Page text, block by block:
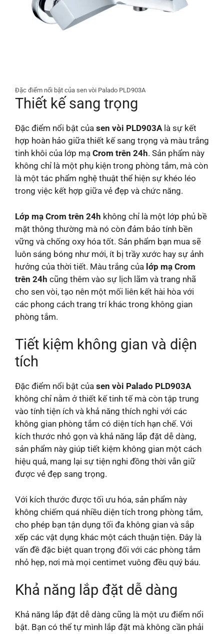
Đặc điểm nổi bật của sen vòi Palado PLD903A
Thiết kế sang trọng
Đặc điểm nổi bật của sen vòi PLD903Alà sự kết
hợp hoàn hảo giữa thiết kế sang trọng và màu trắng
tinh khôi của lớp mạ Crom trên 24h. Sản phẩm này
không chỉ là một phụ kiện trong phòng tắm, mà còn
là một tác phẩm nghệ thuật thể hiện sự khéo léo
trong việc kết hợp giữa vẻ đẹp và chức năng.
Lớp mạ Crom trên 24h không chỉ là một lớp phủ bề
mặt thông thường mà nó còn đảm bảo tính bền
vững và chống oxy hóa tốt. Sản phẩm bạn mua sẽ
luôn sáng bóng như mới, ít bị trầy xước hay sự ảnh
hưởng của thời tiết. Màu trắng của lớp mạ Crom
trên 24h cũng thêm vào sự lịch lãm và trang nhã
cho sen vòi, tạo nên một mối liên kết hài hòa với
các phong cách trang trí khác trong không gian
phòng tắm.
Tiết kiệm không gian và diện
tích
Đặc điểm nổi bật của sen vòi Palado PLD903A
không chỉ nằm ở thiết kế tinh tế mà còn tập trung
vào tính tiện ích và khả năng thích nghi với các
không gian phòng tắm có diện tích hạn chế. Với
kích thước nhỏ gọn và khả năng lắp đặt dễ dàng,
sản phẩm này giúp tiết kiệm không gian một cách
hiệu quả, mang lại sự tiện nghi đồng thời vẫn giữ
được vẻ đẹp sang trọng.
Với kích thước được tối ưu hóa, sản phẩm này
không chiếm quá nhiều diện tích trong phòng tắm,
cho phép bạn tận dụng tối đa không gian và sắp
xếp các vật dụng khác một cách thuận tiện. Đây là
vấn đề đặc biệt quan trọng đối với các phòng tắm
nhỏ hẹp, nơi mà mọi centimet vuông đều quý báu.
Khả năng lắp đặt dễ dàng
Khả năng lắp đặt dễ dàng cũng là một ưu điểm nổi
bật. Bạn có thể tự mình lắp đặt mà không cần phải